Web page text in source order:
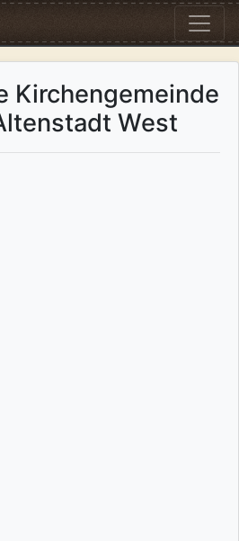
Kirchengemeinde
West